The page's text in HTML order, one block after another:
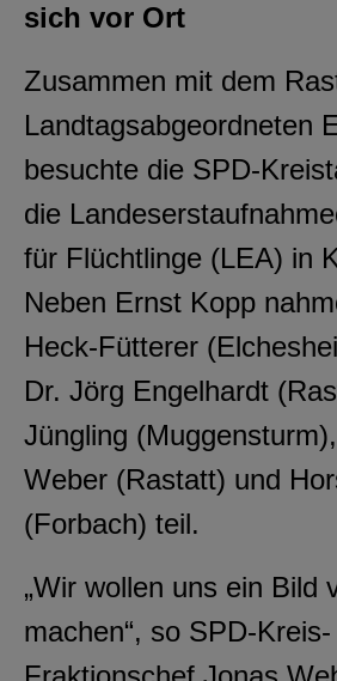
sich vor Ort
Zusammen mit dem
Landtagsabgeordneten
besuchte die SPD-
die
für Flüchtlinge (LEA) in
Neben Ernst Kopp
Heck-Fütterer
Dr. Jörg Engelhardt
Jüngling
Weber (Rastatt) und
(Forbach) teil.
„Wir wollen uns ein Bild
machen“, so SPD-